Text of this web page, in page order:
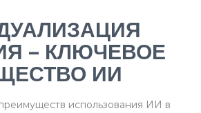
– КЛЮЧЕВОЕ
ИИ
использования ИИ в